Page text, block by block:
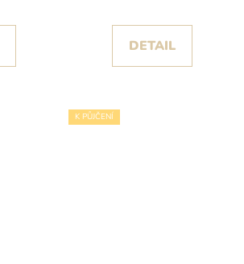
DETAIL
K PŮJČENÍ